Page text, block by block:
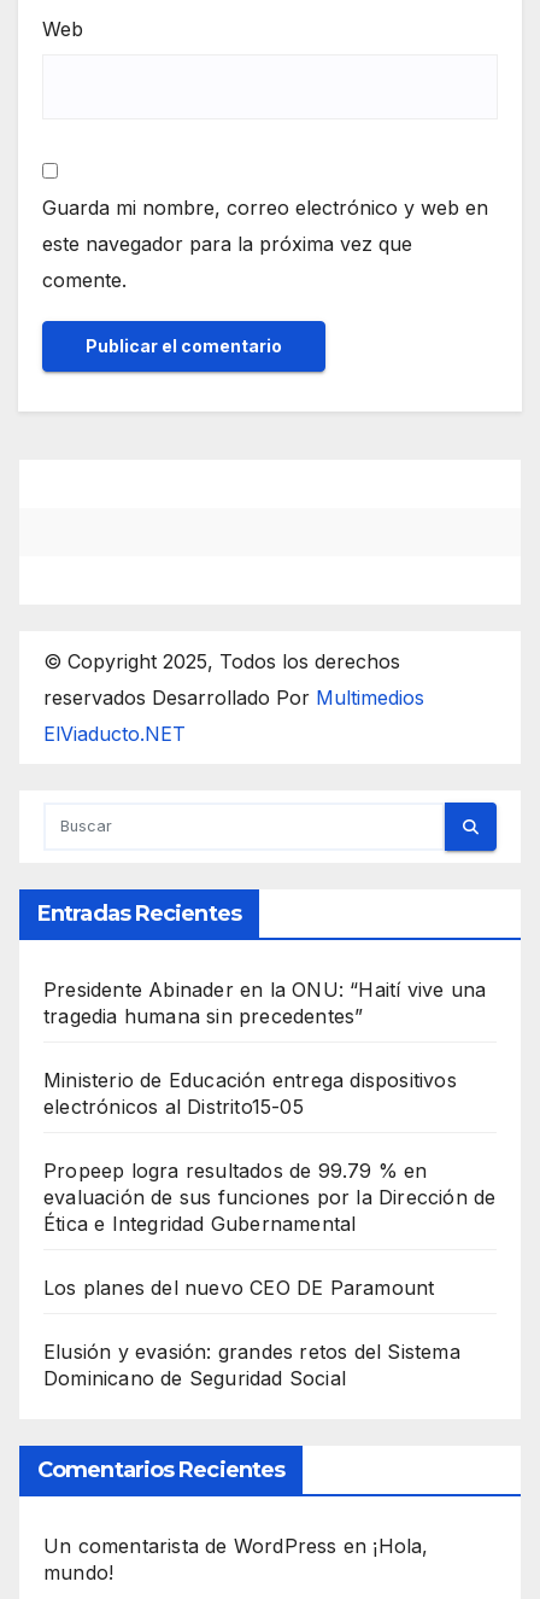
Web
Guarda mi nombre, correo electrónico y web en
este navegador para la próxima vez que
comente.
© Copyright 2025, Todos los derechos
reservados Desarrollado Por Multimedios
ElViaducto.NET
Entradas Recientes
Presidente Abinader en la ONU: “Haití vive una
tragedia humana sin precedentes”
Ministerio de Educación entrega dispositivos
electrónicos al Distrito15-05
Propeep logra resultados de 99.79 % en
evaluación de sus funciones por la Dirección de
Ética e Integridad Gubernamental
Los planes del nuevo CEO DE Paramount
Elusión y evasión: grandes retos del Sistema
Dominicano de Seguridad Social
Comentarios Recientes
Un comentarista de WordPress en ¡Hola,
mundo!